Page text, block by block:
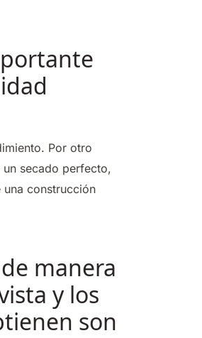
Por otro
secado perfecto,
construcción
manera
y los
son